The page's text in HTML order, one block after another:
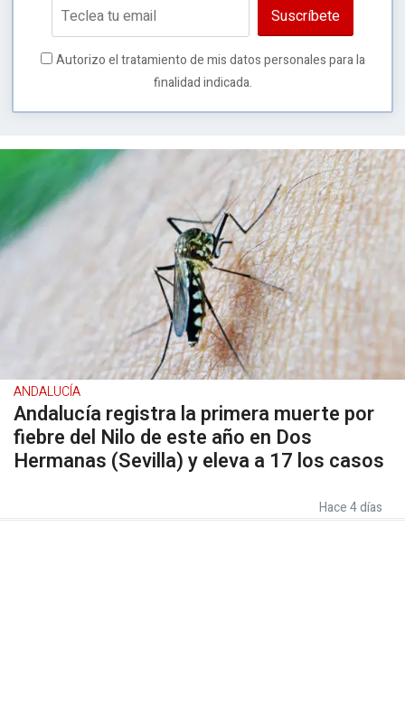
Suscríbete
Autorizo el tratamiento de mis datos personales para la
finalidad indicada.
ANDALUCÍA
Andalucía registra la primera muerte por
fiebre del Nilo de este año en Dos
Hermanas (Sevilla) y eleva a 17 los casos
Hace 4 días